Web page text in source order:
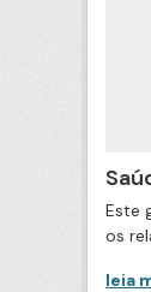
Este
os
leia